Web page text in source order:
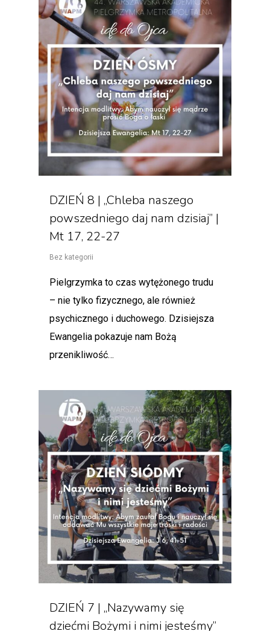
DZIEŃ 8 | „Chleba naszego
powszedniego daj nam dzisiaj” |
Mt 17, 22-27
Bez kategorii
Pielgrzymka to czas wytężonego trudu
– nie tylko fizycznego, ale również
psychicznego i duchowego. Dzisiejsza
Ewangelia pokazuje nam Bożą
przenikliwość…
DZIEŃ 7 | „Nazywamy się
dziećmi Bożymi i nimi jesteśmy”